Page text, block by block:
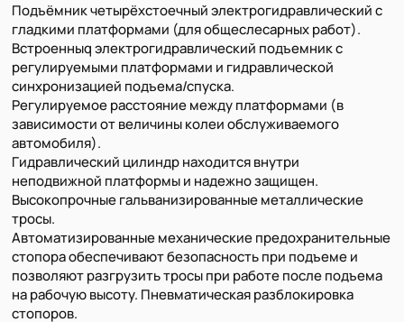
Подъёмник четырёхстоечный электрогидравлический с
гладкими платформами (для общеслесарных работ).
Встроенныq электрогидравлический подъемник с
регулируемыми платформами и гидравлической
синхронизацией подъема/спуска.
Регулируемое расстояние между платформами (в
зависимости от величины колеи обслуживаемого
автомобиля).
Гидравлический цилиндр находится внутри
неподвижной платформы и надежно защищен.
Высокопрочные гальванизированные металлические
тросы.
Автоматизированные механические предохранительные
стопора обеспечивают безопасность при подъеме и
позволяют разгрузить тросы при работе после подъема
на рабочую высоту. Пневматическая разблокировка
стопоров.